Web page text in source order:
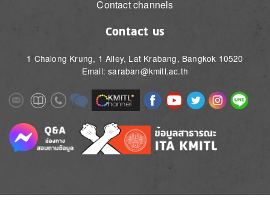
Contact channels
Contact us
1 Chalong Krung, 1 Alley, Lat Krabang, Bangkok 10520
Email: saraban@kmitl.ac.th
ImageImageImageImage Image ImageImageImageImageImage
Image Image